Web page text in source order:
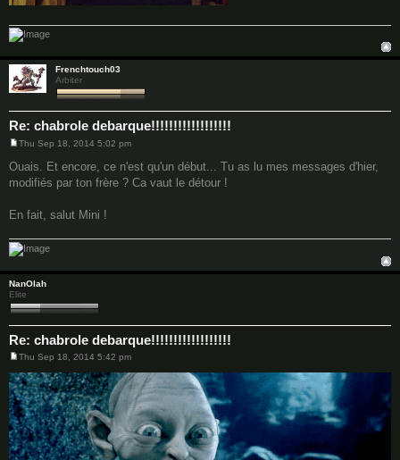
Frenchtouch03
Arbiter
Re: chabrole debarque!!!!!!!!!!!!!!!!!!
s
t
Thu Sep 18, 2014 5:02 pm
Ouais. Et encore, ce n'est qu'un début... Tu as lu mes messages d'hier,
modifiés par ton frère ? Ca vaut le détour !
En fait, salut Mini !
NanOlah
Elite
Re: chabrole debarque!!!!!!!!!!!!!!!!!!
o
s
t
Thu Sep 18, 2014 5:42 pm